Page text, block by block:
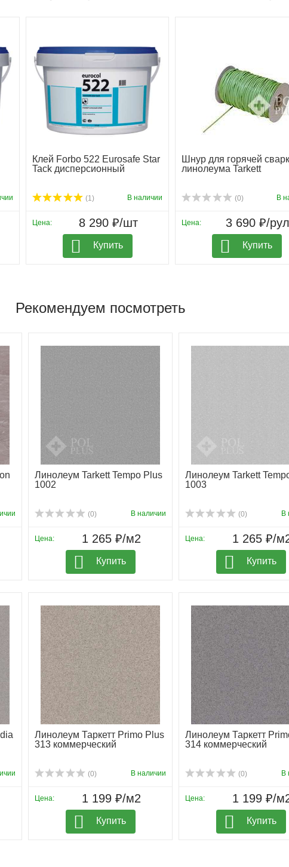
Клей Forbo 522 Eurosafe Star
Tack дисперсионный
(1) В наличии
Цена: 8 290 ₽/шт
Купить
Шнур для горячей
линолеума Tarkett
(0) В
Цена: 3 690 ₽/рул
Купить
Рекомендуем посмотреть
Линолеум Tarkett Tempo Plus
1002
(0) В наличии
Цена: 1 265 ₽/м2
Купить
Линолеум Tarkett
1003
(0) В
Цена: 1 265 ₽/
Купить
Линолеум Таркетт Primo Plus
313 коммерческий
(0) В наличии
Цена: 1 199 ₽/м2
Купить
Линолеум Таркетт
314 коммерческий
(0) В
Цена: 1 199 ₽/
Купить